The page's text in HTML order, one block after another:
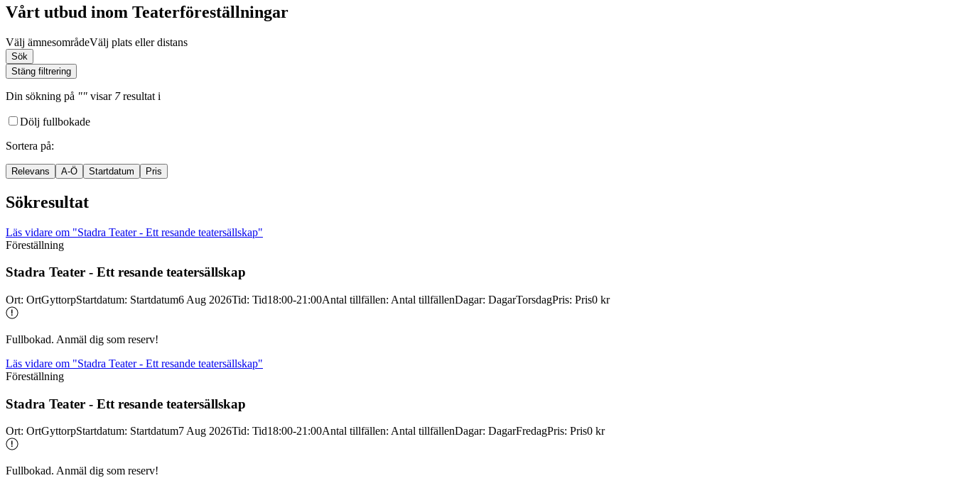
Vårt utbud inom Teaterföreställningar
Välj ämnesområdeVälj plats eller distans
Sök
Stäng filtrering
Din sökning på "" visar 7resultat i
Dölj fullbokade
Sortera på:
Relevans A-Ö Startdatum Pris
Sökresultat
Läs vidare om "Stadra Teater - Ett resande teatersällskap"
Föreställning
Stadra Teater - Ett resande teatersällskap
Ort: OrtGyttorpStartdatum: Startdatum6 Aug 2026Tid: Tid18:00-21:00Antal tillfällen: Antal tillfällenDagar: DagarTorsdagPris: Pris0 kr
Fullbokad. Anmäl dig som reserv!
Läs vidare om "Stadra Teater - Ett resande teatersällskap"
Föreställning
Stadra Teater - Ett resande teatersällskap
Ort: OrtGyttorpStartdatum: Startdatum7 Aug 2026Tid: Tid18:00-21:00Antal tillfällen: Antal tillfällenDagar: DagarFredagPris: Pris0 kr
Fullbokad. Anmäl dig som reserv!